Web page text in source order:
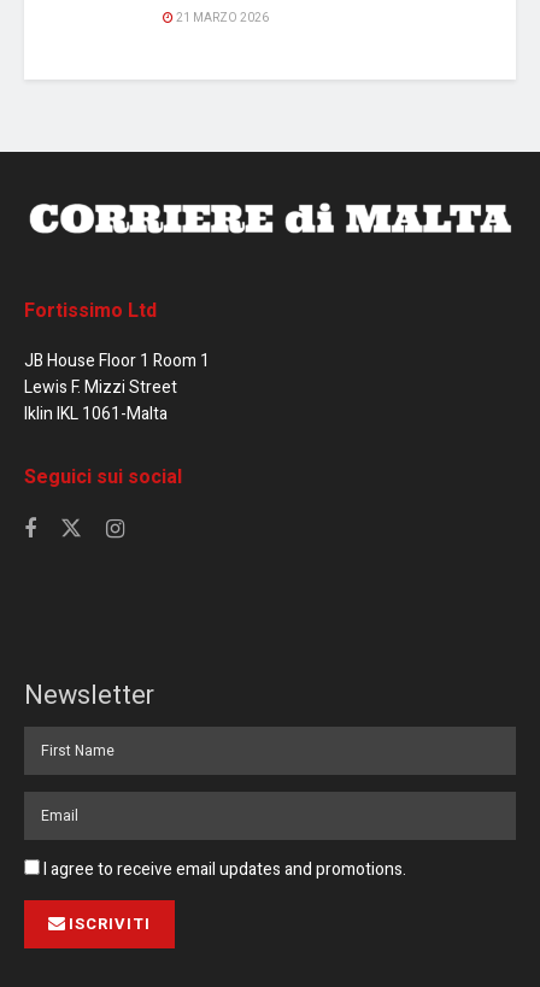
21 MARZO 2026
Fortissimo Ltd
JB House Floor 1 Room 1
Lewis F. Mizzi Street
Iklin IKL 1061-Malta
Seguici sui social
Newsletter
I agree to receive email updates and promotions.
ISCRIVITI